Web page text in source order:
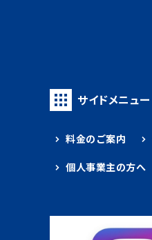
サイドメニュー
料金のご案内
個人事業主の方へ